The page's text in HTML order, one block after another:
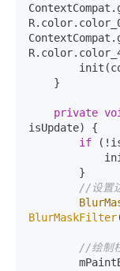
private
isUpdate)
{
if
//设置
BlurMaskFilter
//绘制